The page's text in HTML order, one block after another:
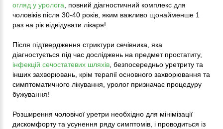
огляд у уролога , повний діагностичний комплекс для
чоловіків після 30-40 років, яким важливо щонайменше 1
раз на рік відвідувати лікаря!
Після підтвердження стриктури сечівника, яка
діагностується під час досліджень на предмет простатиту,
інфекцій сечостатевих шляхів , безпосередньо уретриту та
інших захворювань, крім терапії основного захворювання та
симптоматичного лікування, уролог призначає процедуру
бужування!
Розширення чоловічої уретри необхідно для мінімізації
дискомфорту та усунення ряду симптомів, і проводиться із